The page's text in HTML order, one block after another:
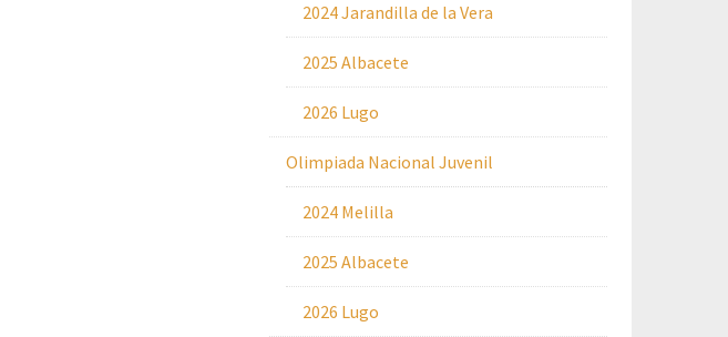
2024 Jarandilla de la Vera
2025 Albacete
2026 Lugo
Olimpiada Nacional Juvenil
2024 Melilla
2025 Albacete
2026 Lugo